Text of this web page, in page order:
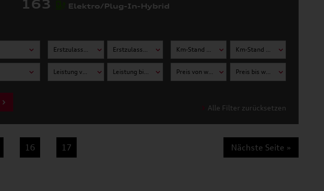
163 Elektro/Plug-In-Hybrid
Preis bis wählen
Alle Filter zurücksetzen
16 17 Nächste Seite »